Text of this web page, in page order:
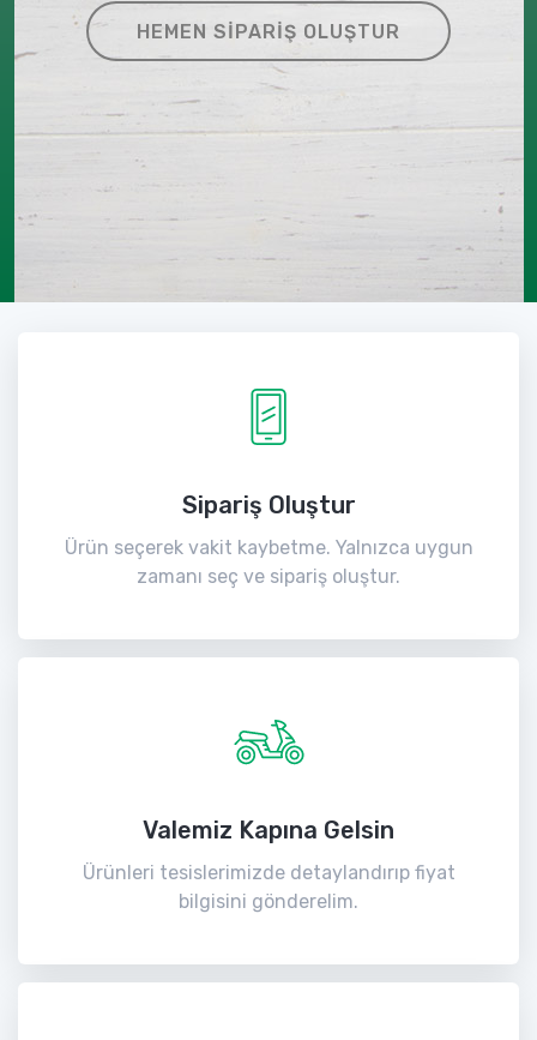
HEMEN SIPARIŞ OLUŞTUR
Sipariş Oluştur
Ürün seçerek vakit kaybetme. Yalnızca uygun
zamanı seç ve sipariş oluştur.
Valemiz Kapına Gelsin
Ürünleri tesislerimizde detaylandırıp fiyat
bilgisini gönderelim.